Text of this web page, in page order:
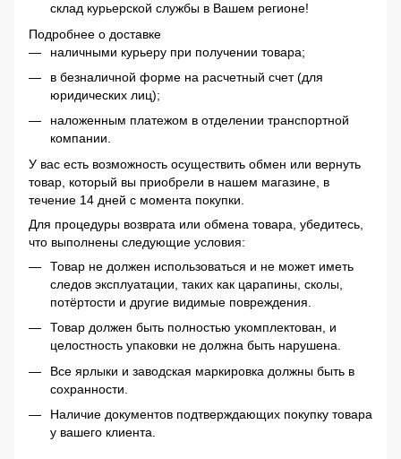
склад курьерской службы в Вашем регионе!
Подробнее о доставке
наличными курьеру при получении товара;
в безналичной форме на расчетный счет (для
юридических лиц);
наложенным платежом в отделении транспортной
компании.
У вас есть возможность осуществить обмен или вернуть
товар, который вы приобрели в нашем магазине, в
течение 14 дней с момента покупки.
Для процедуры возврата или обмена товара, убедитесь,
что выполнены следующие условия:
Товар не должен использоваться и не может иметь
следов эксплуатации, таких как царапины, сколы,
потёртости и другие видимые повреждения.
Товар должен быть полностью укомплектован, и
целостность упаковки не должна быть нарушена.
Все ярлыки и заводская маркировка должны быть в
сохранности.
Наличие документов подтверждающих покупку товара
у вашего клиента.